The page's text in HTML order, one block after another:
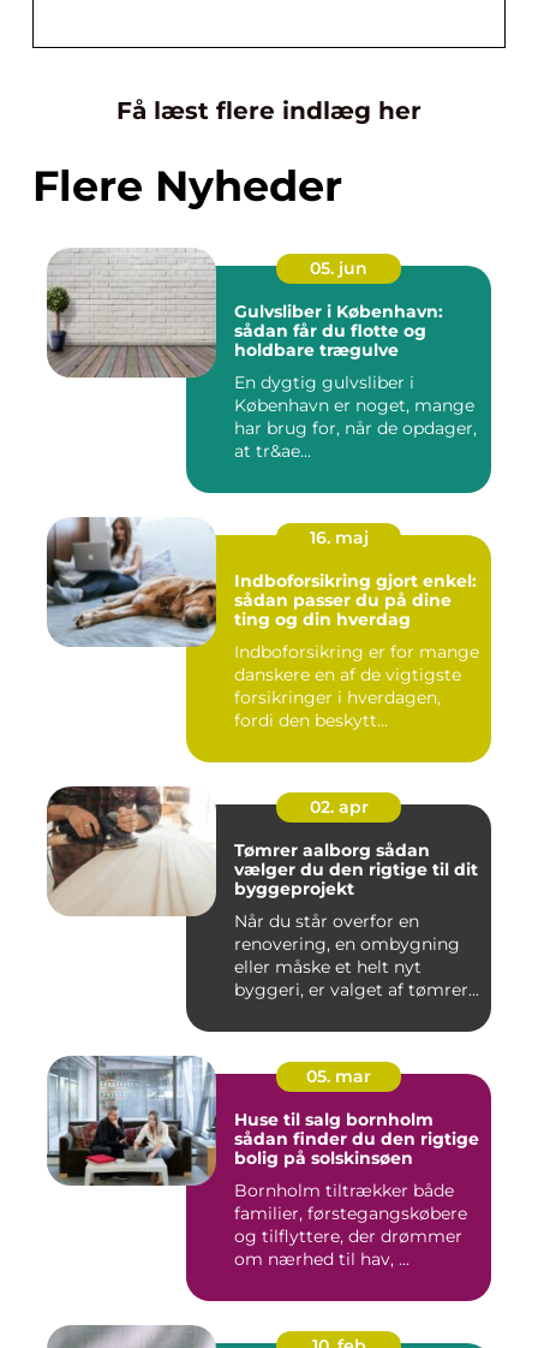
Få læst flere indlæg her
Flere Nyheder
05. jun
Gulvsliber i København:
sådan får du flotte og
holdbare trægulve
En dygtig gulvsliber i
København er noget, mange
har brug for, når de opdager,
at tr&ae...
16. maj
Indboforsikring gjort enkel:
sådan passer du på dine
ting og din hverdag
Indboforsikring er for mange
danskere en af de vigtigste
forsikringer i hverdagen,
fordi den beskytt...
02. apr
Tømrer aalborg sådan
vælger du den rigtige til dit
byggeprojekt
Når du står overfor en
renovering, en ombygning
eller måske et helt nyt
byggeri, er valget af tømrer...
05. mar
Huse til salg bornholm
sådan finder du den rigtige
bolig på solskinsøen
Bornholm tiltrækker både
familier, førstegangskøbere
og tilflyttere, der drømmer
om nærhed til hav, ...